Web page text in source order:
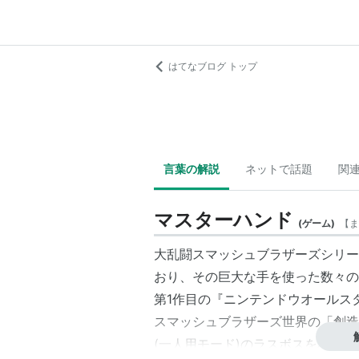
はてなブログ トップ
言葉の解説 ネットで話題 関
マスターハンド (ゲーム) 【
大乱闘スマッシュブラザーズシリ
おり、その巨大な手を使った数々の
第1作目の『ニンテンドウオールス
スマッシュブラザーズ世界の「創
(一人用モード)のラスボスを務める